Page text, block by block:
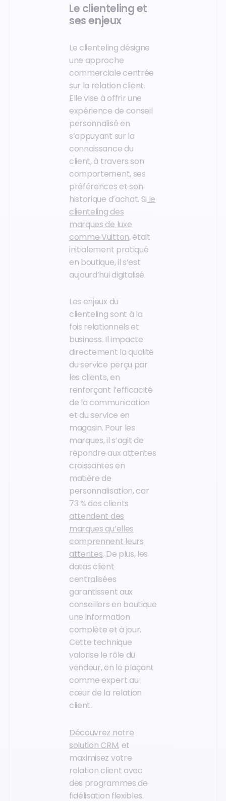
Le clienteling et
ses enjeux
Le clienteling désigne
une approche
commerciale centrée
sur la relation client.
Elle vise à offrir une
expérience de conseil
personnalisé en
s’appuyant sur la
connaissance du
client, à travers son
comportement, ses
préférences et son
historique d’achat. Si le
clienteling des
marques de luxe
comme Vuitton, était
initialement pratiqué
en boutique, il s’est
aujourd’hui digitalisé.
Les enjeux du
clienteling sont à la
fois relationnels et
business. Il impacte
directement la qualité
du service perçu par
les clients, en
renforçant l’efficacité
de la communication
et du service en
magasin. Pour les
marques, il s’agit de
répondre aux attentes
croissantes en
matière de
personnalisation, car
73 % des clients
attendent des
marques qu’elles
comprennent leurs
attentes. De plus, les
datas client
centralisées
garantissent aux
conseillers en boutique
une information
complète et à jour.
Cette technique
valorise le rôle du
vendeur, en le plaçant
comme expert au
cœur de la relation
client.
Découvrez notre
solution CRM, et
maximisez votre
relation client avec
des programmes de
fidélisation flexibles.